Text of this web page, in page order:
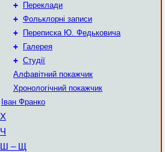
+
Переклади
+ Фольклорні записи
+
Переписка Ю. Федьковича
+
Галерея
+ Студії
Алфавітний покажчик
Хронологічний покажчик
Іван Франко
Х
Ч
Ш – Щ